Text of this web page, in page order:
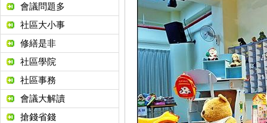
會議問題多
社區大小事
修繕是非
社區學院
社區事務
會議大解讀
搶錢省錢